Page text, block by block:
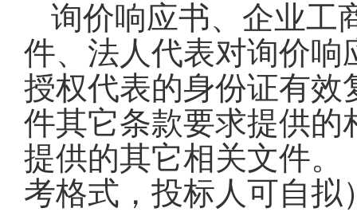
询价响应书、企业工
件、法人代表对询价响
授权代表的身份证有效
件其它条款要求提供的
提供的其它相关文件。
考格式，投标人可自拟